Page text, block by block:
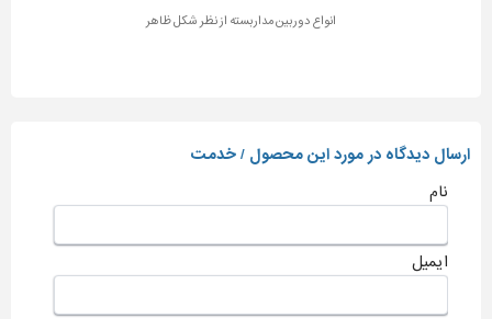
انواع دوربین مداربسته از نظر شکل ظاهر
ارسال دیدگاه در مورد این محصول / خدمت
نام
ایمیل